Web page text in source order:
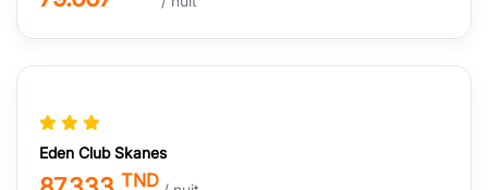
Eden Club Skanes
TND